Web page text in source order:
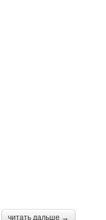
читать дальше →